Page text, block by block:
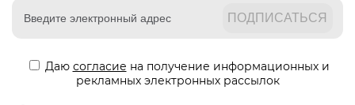
Даю согласие на получение информационных и
рекламных электронных рассылок